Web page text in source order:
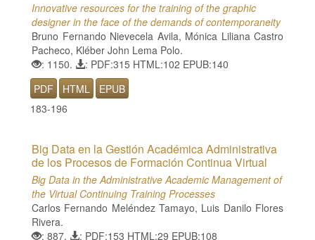
Innovative resources for the training of the graphic
designer in the face of the demands of contemporaneity
Bruno Fernando Nievecela Avila, Mónica Liliana Castro
Pacheco, Kléber John Lema Polo.
: 1150.
: PDF:315 HTML:102 EPUB:140
PDF
HTML
EPUB
183-196
Big Data en la Gestión Académica Administrativa
de los Procesos de Formación Continua Virtual
Big Data in the Administrative Academic Management of
the Virtual Continuing Training Processes
Carlos Fernando Meléndez Tamayo, Luis Danilo Flores
Rivera.
: 887.
: PDF:153 HTML:29 EPUB:108